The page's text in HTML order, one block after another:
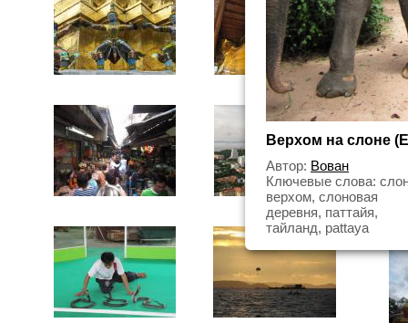
Верхом на слоне
Автор: Вован
Ключевые слова:
верхом, слоновая
деревня, паттайя,
тайланд, pattaya